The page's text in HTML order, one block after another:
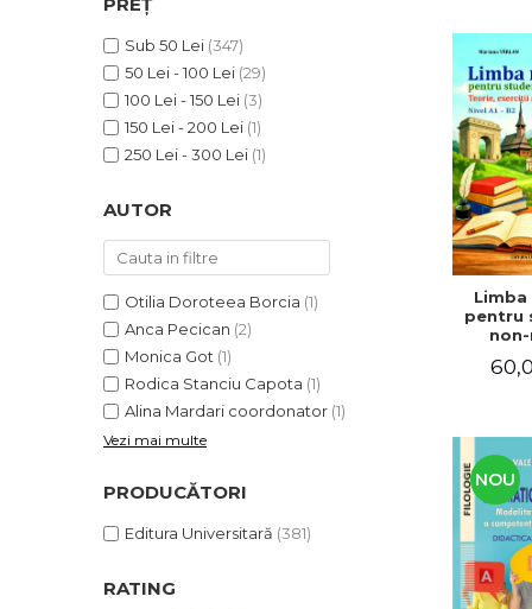
ADMINISTRATIVE
ȘTIINȚE ECONOMICE
ȘTIINȚE EXACTE
EDUCAȚIE FIZICĂ ȘI SPORT
PREUNIVERSITARIA
TIMP LIBER
PACHETE DE STUDIU
PROMOȚIILE LUNII
ULTIMELE EXEMPLARE
Cum Cumpăr
Politica de Retur
Formular de Retur
Distribuitori
Sub 50 Lei (347)
50 Lei - 100 Lei (29)
100 Lei - 150 Lei (3)
150 Lei - 200 Lei (1)
250 Lei - 300 Lei (1)
AUTOR
Otilia Doroteea Borcia (1)
Anca Pecican (2)
Monica Got (1)
Rodica Stanciu Capota (1)
Alina Mardari coordonator (1)
Vezi mai multe
PRODUCĂTORI
Editura Universitară (381)
RATING
Limba
pentru
Teorie,
teste.
NOU